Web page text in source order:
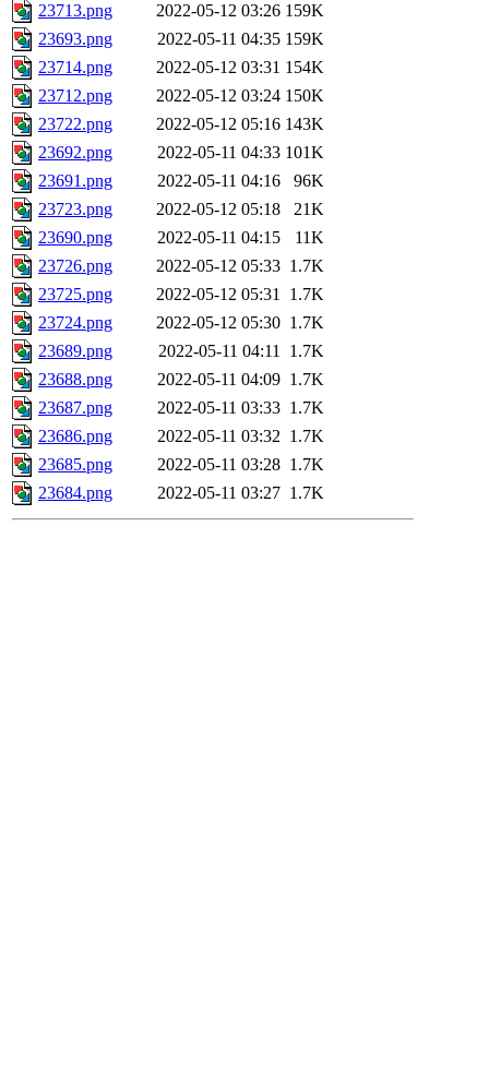
23713.png
2022-05-12 03:26 159K
23693.png
2022-05-11 04:35 159K
23714.png
2022-05-12 03:31 154K
23712.png
2022-05-12 03:24 150K
23722.png
2022-05-12 05:16 143K
23692.png
2022-05-11 04:33 101K
23691.png
2022-05-11 04:16
96K
23723.png
2022-05-12 05:18
21K
23690.png
2022-05-11 04:15
11K
23726.png
2022-05-12 05:33 1.7K
23725.png
2022-05-12 05:31 1.7K
23724.png
2022-05-12 05:30 1.7K
23689.png
2022-05-11 04:11 1.7K
23688.png
2022-05-11 04:09 1.7K
23687.png
2022-05-11 03:33 1.7K
23686.png
2022-05-11 03:32 1.7K
23685.png
2022-05-11 03:28 1.7K
23684.png
2022-05-11 03:27 1.7K